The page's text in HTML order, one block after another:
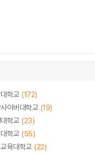
학교 (172)
이버대학교 (19)
학교 (23)
학교 (55)
육대학교 (22)